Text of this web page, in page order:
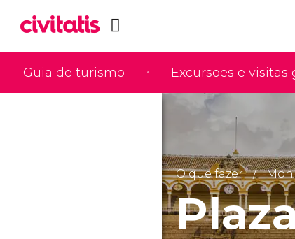
Guia de turismo Excursões e visitas
O que fazer